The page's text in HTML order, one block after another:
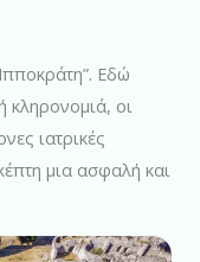
Εδώ
κληρονομιά, οι
ιατρικές
μια ασφαλή και